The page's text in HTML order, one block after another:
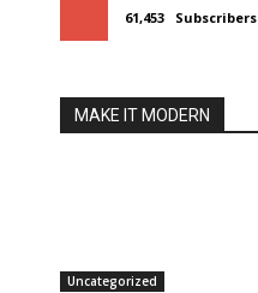
61,453 Subscribers
MAKE IT MODERN
Uncategorized